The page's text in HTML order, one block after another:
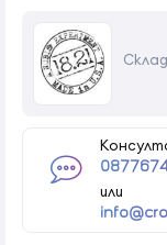
или